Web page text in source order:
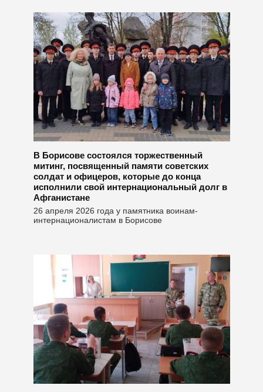
В Борисове состоялся торжественный
митинг, посвященный памяти советских
солдат и офицеров, которые до конца
исполнили свой интернациональный долг в
Афганистане
26 апреля 2026 года у памятника воинам-
интернационалистам в Борисове